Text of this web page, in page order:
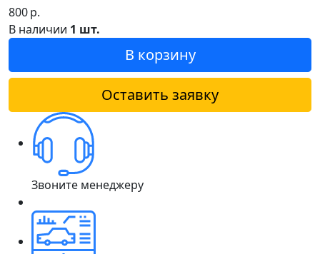
800р.
В наличии 1 шт.
В корзину
Оставить заявку
Звоните менеджеру